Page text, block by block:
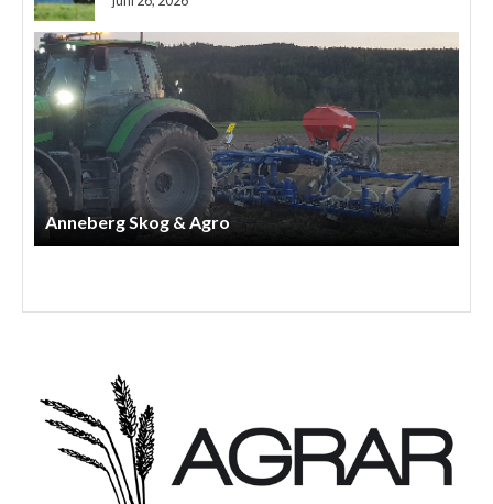
Örmatofta Maskin AB